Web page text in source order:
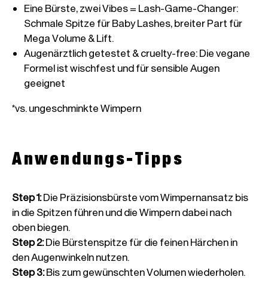
Eine Bürste, zwei Vibes = Lash-Game-Changer:
Schmale Spitze für Baby Lashes, breiter Part für
Mega Volume & Lift.
Augenärztlich getestet & cruelty-free: Die vegane
Formel ist wischfest und für sensible Augen
geeignet
*vs. ungeschminkte Wimpern
Anwendungs-Tipps
Step 1:Die Präzisionsbürste vom Wimpernansatz bis
in die Spitzen führen und die Wimpern dabei nach
oben biegen.
Step 2:Die Bürstenspitze für die feinen Härchen in
den Augenwinkeln nutzen.
Step 3:Bis zum gewünschten Volumen wiederholen.